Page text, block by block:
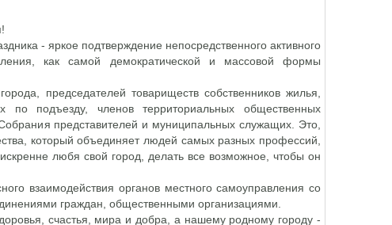
- яркое подтверждение непосредственного активного
как самой демократической и массовой формы
председателей товариществ собственников жилья,
по подъезду, членов территориальных общественных
представителей и муниципальных служащих. Это,
который объединяет людей самых разных профессий,
любя свой город, делать все возможное, чтобы он
взаимодействия органов местного самоуправления со
граждан, общественными организациями.
счастья, мира и добра, а нашему родному городу -